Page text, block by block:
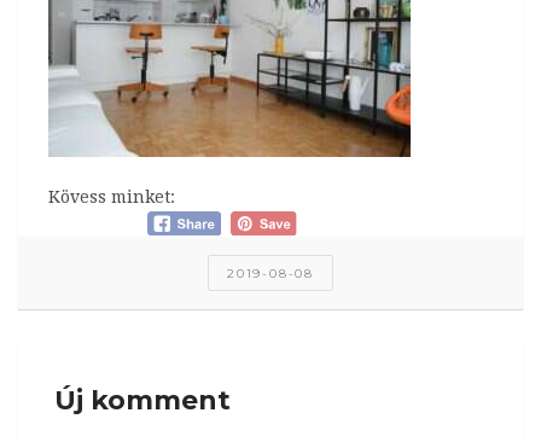
Kövess minket:
2019-08-08
Új komment